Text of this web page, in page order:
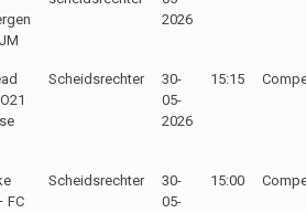
2026
Scheidsrechter
30-
05-
2026
15:15
FC
Scheidsrechter
30-
05-
15:00